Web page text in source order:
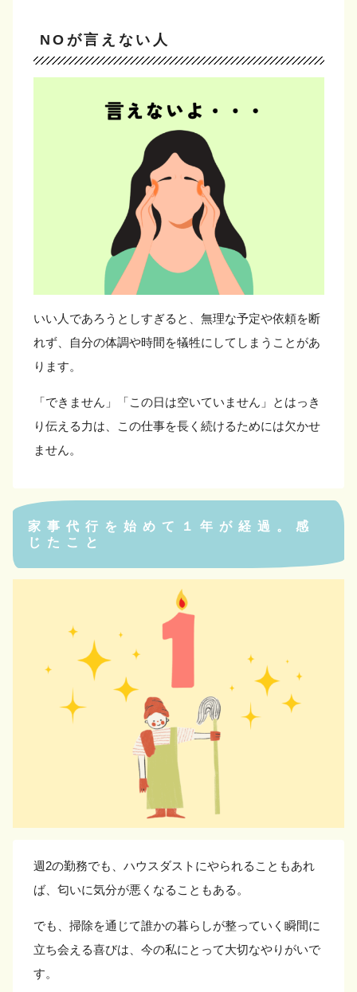
NOが言えない人
いい人であろうとしすぎると、無理な予定や依頼を断
れず、自分の体調や時間を犠牲にしてしまうことがあ
ります。
「できません」「この日は空いていません」とはっき
り伝える力は、この仕事を長く続けるためには欠かせ
ません。
家事代行を始めて１年が経過。感
じたこと
週2の勤務でも、ハウスダストにやられることもあれ
ば、匂いに気分が悪くなることもある。
でも、掃除を通じて誰かの暮らしが整っていく瞬間に
立ち会える喜びは、今の私にとって大切なやりがいで
す。